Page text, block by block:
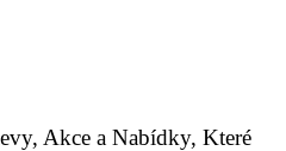
Akce a Nabídky, Které